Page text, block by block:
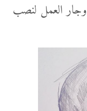
وجار العمل لنصب